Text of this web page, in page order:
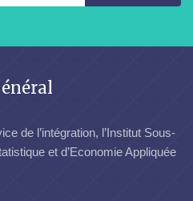
de l’intégration, l’Institut Sous-
et d’Economie Appliquée